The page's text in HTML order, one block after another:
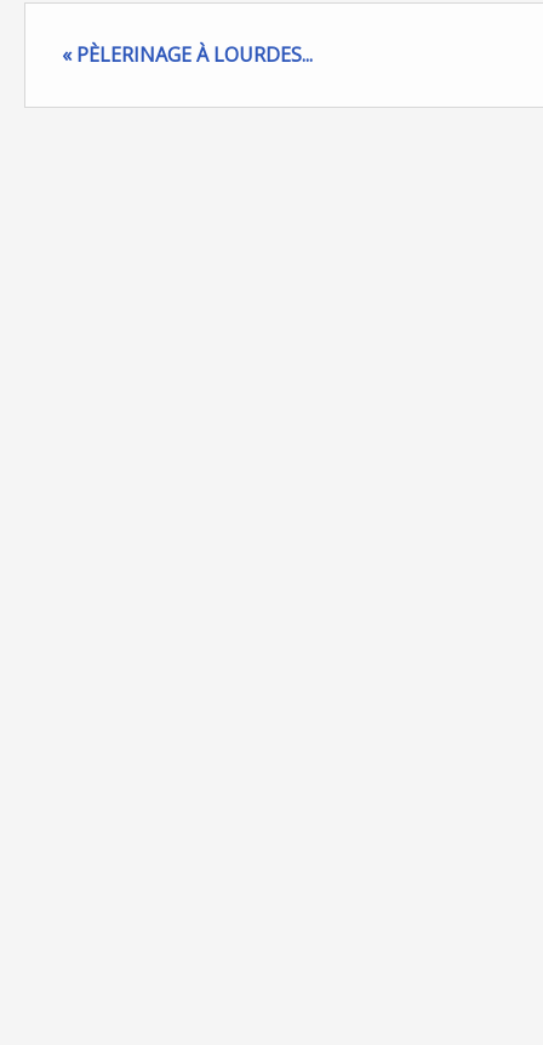
« PÈLERINAGE À LOURDES...